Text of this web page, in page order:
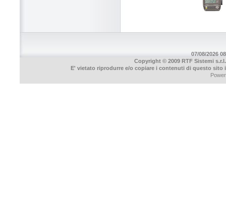
07/08/2026
Copyright © 2009 RTF Sistemi
E' vietato riprodurre e/o copiare i contenuti di questo